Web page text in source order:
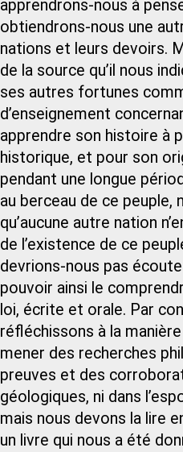
apprendrons‑nous à
obtiendrons‑nous une
nations et leurs devoirs.
de la source qu’il nous
ses autres fortunes
d’enseignement
apprendre son histoire à
historique, et pour son
pendant une longue
au berceau de ce
qu’aucune autre nation
de l’existence de ce
devrions-nous pas
pouvoir ainsi le
loi, écrite et orale. Par
réfléchissons à la
mener des recherches
preuves et des
géologiques, ni dans
mais nous devons la lire
un livre qui nous a été